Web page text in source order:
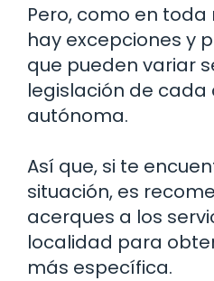
Pero, como en
hay excepciones y
que pueden variar
legislación de cada
autónoma.
Así que, si te
situación, es
acerques a los
localidad para
más específica.